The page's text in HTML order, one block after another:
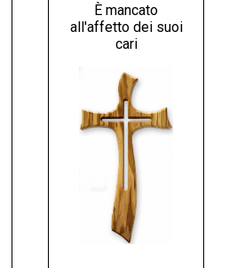
È mancato
all'affetto dei suoi
cari